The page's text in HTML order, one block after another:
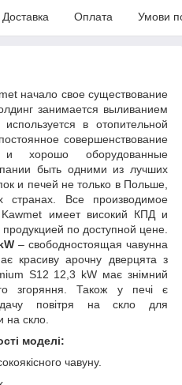
Доставка Оплата Умови
начало свое существование
занимается выливанием
в отопительной
совершенствование
и хорошо оборудованные
быть одними из лучших
и печей не только в Польше,
странах. Все производимое
Kawmet имеет високий КПД и
по доступной цене.
– свободностоящая чавунна
красиву арочну дверцята з
S12 12,3 kW має знімний
згоряння. Також у печі є
повітря на скло для
на скло.
моделі:
чавуну.